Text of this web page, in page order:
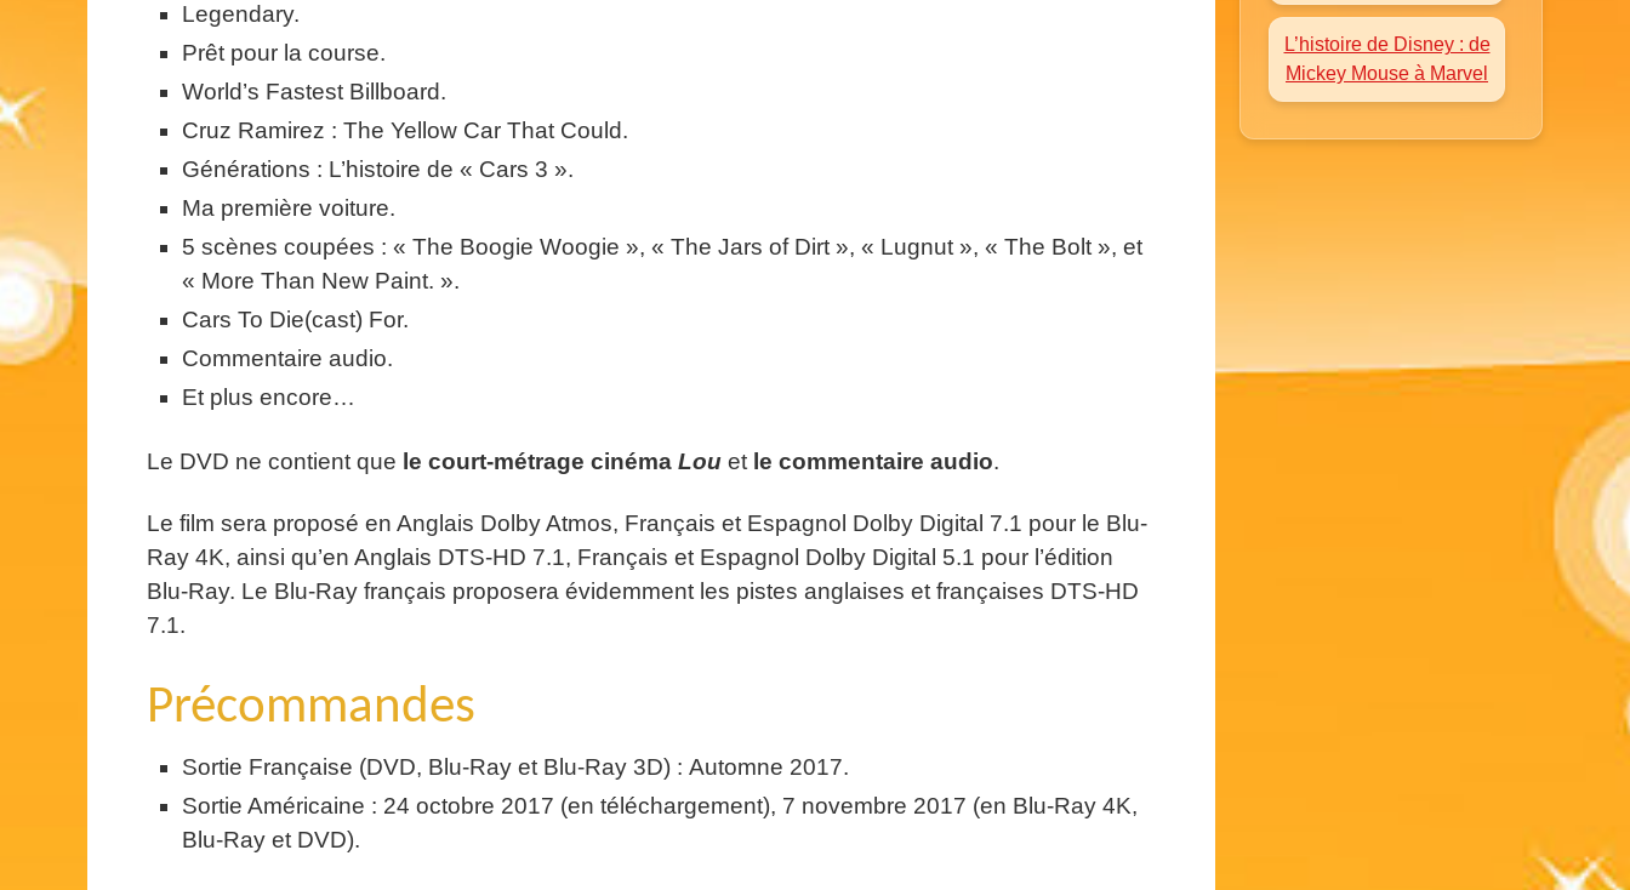
Legendary.
Prêt pour la course.
World’s Fastest Billboard.
Cruz Ramirez : The Yellow Car That Could.
Générations : L’histoire de « Cars 3 ».
Ma première voiture.
5 scènes coupées : « The Boogie Woogie », « The Jars of Dirt », « Lugnut », « The Bolt », et
« More Than New Paint. ».
Cars To Die(cast) For.
Commentaire audio.
Et plus encore…
Le DVD ne contient que le court-métrage cinéma Lou et le commentaire audio.
Le film sera proposé en Anglais Dolby Atmos, Français et Espagnol Dolby Digital 7.1 pour le Blu-
Ray 4K, ainsi qu’en Anglais DTS-HD 7.1, Français et Espagnol Dolby Digital 5.1 pour l’édition
Blu-Ray. Le Blu-Ray français proposera évidemment les pistes anglaises et françaises DTS-HD
7.1.
Précommandes
Sortie Française (DVD, Blu-Ray et Blu-Ray 3D) : Automne 2017.
Sortie Américaine : 24 octobre 2017 (en téléchargement), 7 novembre 2017 (en Blu-Ray 4K,
Blu-Ray et DVD).
L’histoire de Disney : de
Mickey Mouse à Marvel